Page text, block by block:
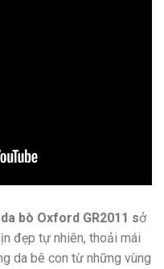
bò Oxford GR2011 sở
đẹp tự nhiên, thoải mái
da bê con từ những vùng